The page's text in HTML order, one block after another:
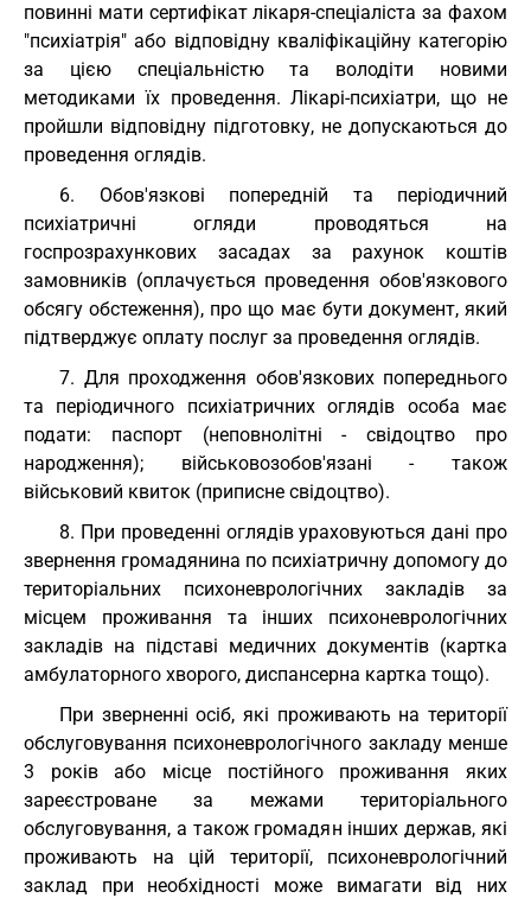
повинні мати сертифікат лікаря-спеціаліста за фахом
"психіатрія" або відповідну кваліфікаційну категорію
за цією спеціальністю та володіти новими
методиками їх проведення. Лікарі-психіатри, що не
пройшли відповідну підготовку, не допускаються до
проведення оглядів.
6. Обов'язкові попередній та періодичний
психіатричні огляди проводяться на
госпрозрахункових засадах за рахунок коштів
замовників (оплачується проведення обов'язкового
обсягу обстеження), про що має бути документ, який
підтверджує оплату послуг за проведення оглядів.
7. Для проходження обов'язкових попереднього
та періодичного психіатричних оглядів особа має
подати: паспорт (неповнолітні - свідоцтво про
народження); військовозобов'язані - також
військовий квиток (приписне свідоцтво).
8. При проведенні оглядів ураховуються дані про
звернення громадянина по психіатричну допомогу до
територіальних психоневрологічних закладів за
місцем проживання та інших психоневрологічних
закладів на підставі медичних документів (картка
амбулаторного хворого, диспансерна картка тощо).
При зверненні осіб, які проживають на території
обслуговування психоневрологічного закладу менше
3 років або місце постійного проживання яких
зареєстроване за межами територіального
обслуговування, а також громадян інших держав, які
проживають на цій території, психоневрологічний
заклад при необхідності може вимагати від них